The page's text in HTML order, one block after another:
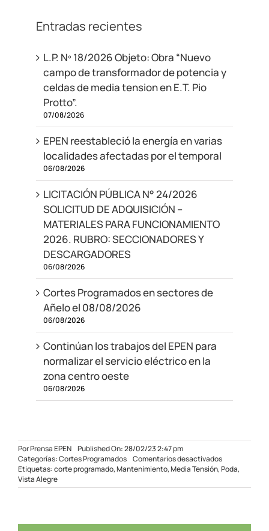
Entradas recientes
L.P. Nº 18/2026 Objeto: Obra “Nuevo
campo de transformador de potencia y
celdas de media tension en E.T. Pio
Protto”.
07/08/2026
EPEN reestableció la energía en varias
localidades afectadas por el temporal
06/08/2026
LICITACIÓN PÚBLICA N° 24/2026
SOLICITUD DE ADQUISICIÓN –
MATERIALES PARA FUNCIONAMIENTO
2026. RUBRO: SECCIONADORES Y
DESCARGADORES
06/08/2026
Cortes Programados en sectores de
Añelo el 08/08/2026
06/08/2026
Continúan los trabajos del EPEN para
normalizar el servicio eléctrico en la
zona centro oeste
06/08/2026
PorPrensa EPEN Published On: 28/02/23 2:47 pm
Categorías:Cortes Programados Comentarios desactivadosen
Corte
en
Etiquetas:corte programado,Mantenimiento,Media Tensión,Poda,
Vista Alegre